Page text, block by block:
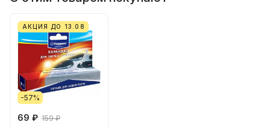
АКЦИЯ ДО 13.08
-57%
69 ₽ 159 ₽